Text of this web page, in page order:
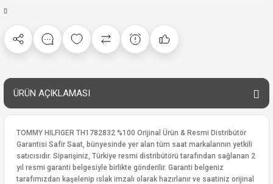
ÜRÜN AÇIKLAMASI
TOMMY HILFIGER TH1782832 %100 Orijinal Ürün & Resmi Distribütör
Garantisi Safir Saat, bünyesinde yer alan tüm saat markalarının yetkili
satıcısıdır. Siparişiniz, Türkiye resmi distribütörü tarafından sağlanan 2
yıl resmi garanti belgesiyle birlikte gönderilir. Garanti belgeniz
tarafımızdan kaşelenip ıslak imzalı olarak hazırlanır ve saatiniz orijinal